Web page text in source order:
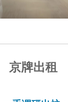
网
站
公
京牌出租